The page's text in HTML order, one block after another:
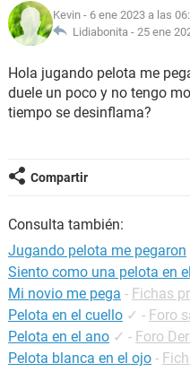
Kevin - 6 ene 2023 a las
Lidiabonita - 25 ene
Hola jugando pelota me
duele un poco y no tengo
tiempo se desinflama?
Compartir
Consulta también:
Jugando pelota me pegaron
Siento como una pelota en
Mi novio me pega - Fichas
Pelota en el cuello ✓ - Foro
Pelota en el ano ✓ - Foro
Pelota blanca en el ojo -